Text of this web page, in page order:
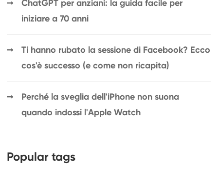
ChatGPT per anziani: la guida facile per
iniziare a 70 anni
Ti hanno rubato la sessione di Facebook? Ecco
cos'è successo (e come non ricapita)
Perché la sveglia dell'iPhone non suona
quando indossi l'Apple Watch
Popular tags